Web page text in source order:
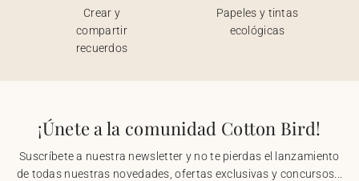
Crear y
compartir
recuerdos
Papeles y tintas
ecológicas
¡Únete a la comunidad Cotton Bird!
Suscríbete a nuestra newsletter y no te pierdas el lanzamiento
de todas nuestras novedades, ofertas exclusivas y concursos...